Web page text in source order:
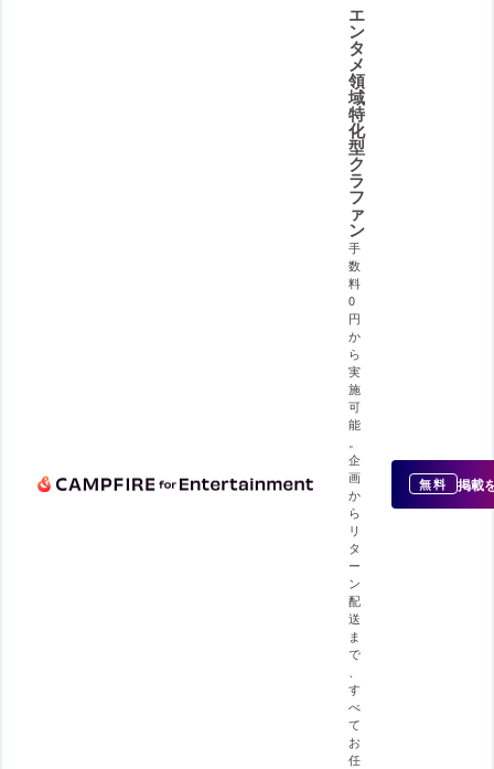
エ
ン
タ
メ
領
域
特
化
型
ク
ラ
フ
ァ
ン
手
数
料
0
円
か
ら
実
施
可
能
企
画
か
ら
リ
タ
ー
ン
配
送
ま
で
す
べ
て
お
任
無料 掲載